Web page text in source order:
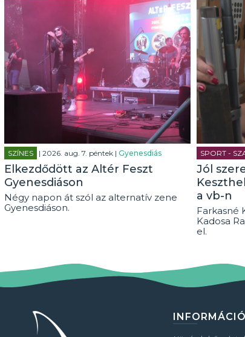
SZÍNES | 2026. aug. 7. péntek | Gyenesdiás
Elkezdődött az Altér Feszt
Gyenesdiáson
Négy napon át szól az alternatív zene
Gyenesdiáson.
SPORT -
Jól
a vb-n
Farkasné
Kadosa
el.